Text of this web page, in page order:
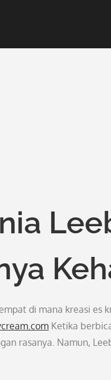
di mana kreasi es
Ketika
rasanya. Namun,